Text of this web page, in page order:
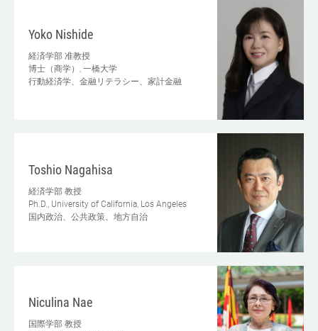
Yoko Nishide
経済学部 准教授
博士（商学）, 一橋大学
行動経済学、金融リテラシー、家計金融
Toshio Nagahisa
経済学部 教授
Ph.D., University of California, Los Angeles
国内政治、公共政策、地方自治
Niculina Nae
国際学部 教授